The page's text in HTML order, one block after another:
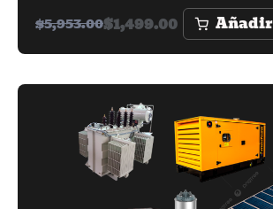
$5,953.00$1,499.00